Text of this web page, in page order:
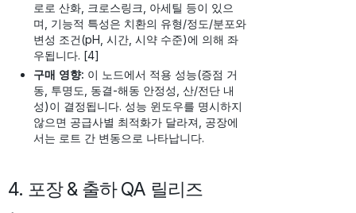
로로 산화, 크로스링크, 아세틸 등이 있으
며, 기능적 특성은 치환의 유형/정도/분포와
변성 조건(pH, 시간, 시약 수준)에 의해 좌
우됩니다. [4]
구매 영향: 이 노드에서 적용 성능(증점 거
동, 투명도, 동결-해동 안정성, 산/전단 내
성)이 결정됩니다. 성능 윈도우를 명시하지
않으면 공급사별 최적화가 달라져, 공장에
서는 로트 간 변동으로 나타납니다.
4. 포장 & 출하 QA 릴리즈